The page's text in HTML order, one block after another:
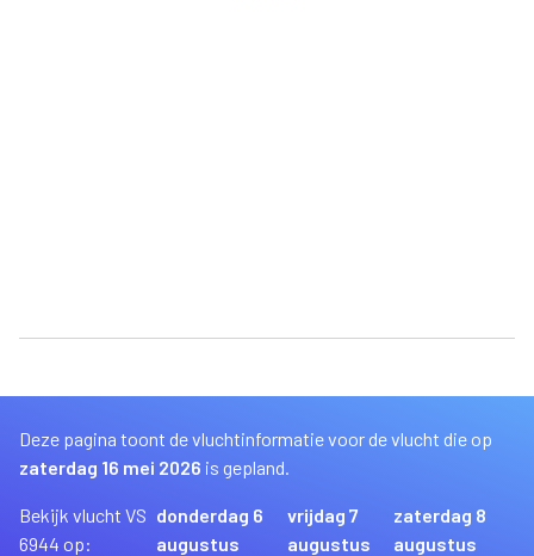
Deze pagina toont de vluchtinformatie voor de vlucht die op
zaterdag 16 mei 2026 is gepland.
Bekijk vlucht VS
6944 op:
donderdag 6
augustus
vrijdag 7
augustus
zaterdag 8
augustus